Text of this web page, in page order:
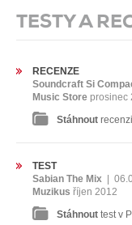
TESTY A
RECENZE
Soundcraft Si
Music Store prosinec
Stáhnout
TEST
Sabian The Mix
Muzikus říjen 2012
Stáhnout test v